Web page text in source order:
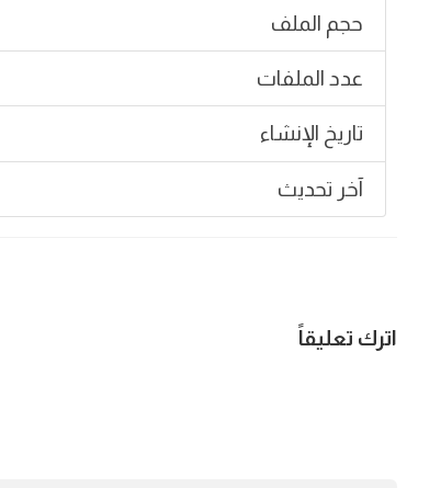
حجم الملف
عدد الملفات
تاريخ الإنشاء
آخر تحديث
اترك تعليقاً